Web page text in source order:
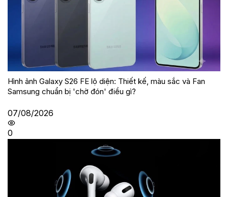
Hình ảnh Galaxy S26 FE lộ diện: Thiết kế, màu sắc và Fan
Samsung chuẩn bị 'chờ đón' điều gì?
07/08/2026
0